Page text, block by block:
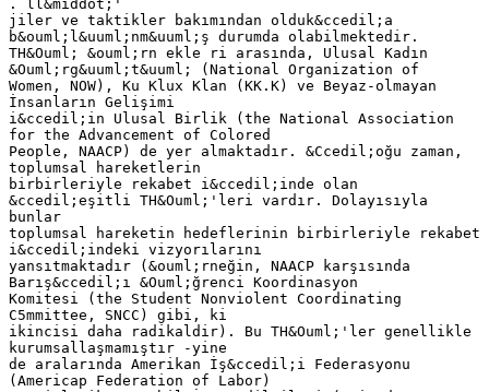
. ll&middot;'
jiler ve taktikler bakımından olduk&ccedil;a
b&ouml;l&uuml;nm&uuml;ş durumda olabilmektedir.
TH&Ouml; &ouml;rn ekle ri arasında, Ulusal Kadın
&Ouml;rg&uuml;t&uuml; (National Organization of
Women, NOW), Ku Klux Klan (KK.K) ve Beyaz-olmayan
İnsanların Gelişimi
i&ccedil;in Ulusal Birlik (the National Association
for the Advancement of Colored
People, NAACP) de yer almaktadır. &Ccedil;oğu zaman,
toplumsal hareketlerin
birbirleriyle rekabet i&ccedil;inde olan
&ccedil;eşitli TH&Ouml;'leri vardır. Dolayısıyla
bunlar
toplumsal hareketin hedeflerinin birbirleriyle rekabet
i&ccedil;indeki vizyorılarını
yansıtmaktadır (&ouml;rneğin, NAACP karşısında
Barış&ccedil;ı &Ouml;ğrenci Koordinasyon
Komitesi (the Student Nonviolent Coordinating
C5mmittee, SNCC) gibi, ki
ikincisi daha radikaldir). Bu TH&Ouml;'ler genellikle
kurumsallaşmamıştır -yine
de aralarında Amerikan İş&ccedil;i Federasyonu
(Americap Federation of Labor)